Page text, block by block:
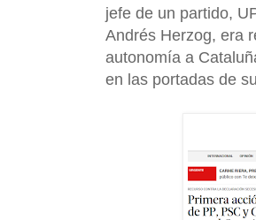
jefe de un partido,
Andrés Herzog, era
autonomía a
en las portadas de